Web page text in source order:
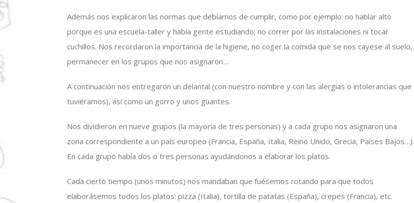
Además nos explicaron las normas que debíamos de cumplir, como por ejemplo: no hablar alto
porque es una escuela-taller y había gente estudiando; no correr por las instalaciones ni tocar
cuchillos. Nos recordaron la importancia de la higiene, no coger la comida que se nos cayese al suelo,
permanecer en los grupos que nos asignaron…
A continuación nos entregaron un delantal (con nuestro nombre y con las alergias o intolerancias que
tuviéramos), así como un gorro y unos guantes.
Nos dividieron en nueve grupos (la mayoría de tres personas) y a cada grupo nos asignaron una
zona correspondiente a un país europeo (Francia, España, Italia, Reino Unido, Grecia, Países Bajos…).
En cada grupo había dos o tres personas ayudándonos a elaborar los platos.
Cada cierto tiempo (unos minutos) nos mandaban que fuésemos rotando para que todos
elaborásemos todos los platos: pizza (Italia), tortilla de patatas (España), crepes (Francia), etc.